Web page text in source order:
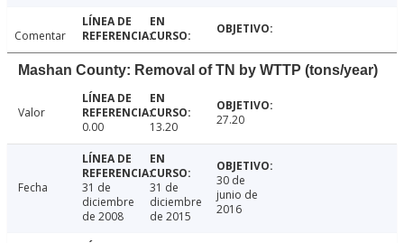
Comentar
Mashan County: Removal of TN by WTTP (tons/year)
Valor
0.00
13.20 27.20
Fecha
31 de
diciembre
de 2008
31 de
diciembre
de 2015
30 de
junio de
2016